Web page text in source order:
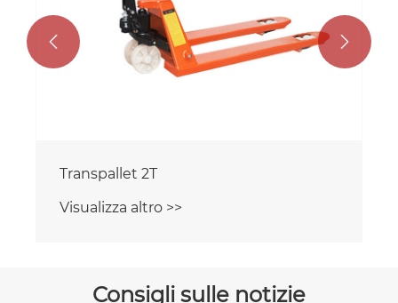
Transpallet 2T
Visualizza altro >>
 
Consigli sulle notizie